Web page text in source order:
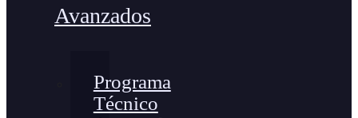
Avanzados
Programa
Técnico